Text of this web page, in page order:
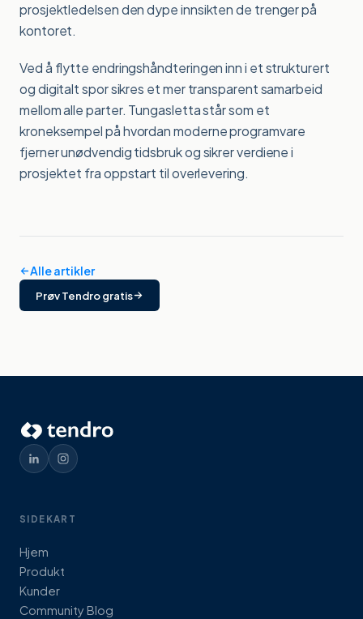
prosjektledelsen den dype innsikten de trenger på
kontoret.
Ved å flytte endringshåndteringen inn i et strukturert
og digitalt spor sikres et mer transparent samarbeid
mellom alle parter. Tungasletta står som et
kroneksempel på hvordan moderne programvare
fjerner unødvendig tidsbruk og sikrer verdiene i
prosjektet fra oppstart til overlevering.
Alle artikler
Prøv Tendro gratis
SIDEKART
Hjem
Produkt
Kunder
Community Blog